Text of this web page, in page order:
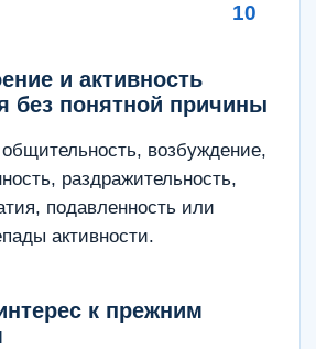
10
и активность
без понятной причины
возбуждение,
раздражительность,
подавленность или
активности.
к прежним